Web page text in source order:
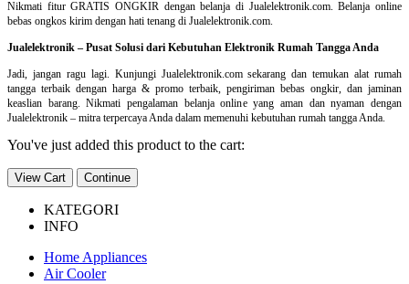
Nikmati fitur GRATIS ONGKIR dengan belanja di Jualelektronik.com. Belanja online
bebas ongkos kirim dengan hati tenang di Jualelektronik.com.
Jualelektronik – Pusat Solusi dari Kebutuhan Elektronik Rumah Tangga Anda
Jadi, jangan ragu lagi. Kunjungi Jualelektronik.com sekarang dan temukan alat rumah
tangga terbaik dengan harga & promo terbaik, pengiriman bebas ongkir, dan jaminan
keaslian barang. Nikmati pengalaman belanja online yang aman dan nyaman dengan
Jualelektronik – mitra terpercaya Anda dalam memenuhi kebutuhan rumah tangga Anda.
You've just added this product to the cart:
View Cart Continue
KATEGORI
INFO
Home Appliances
Air Cooler